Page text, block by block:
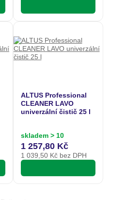
ALTUS Professional
CLEANER LAVO
univerzální čistič 25 l
skladem > 10
1 257,80 Kč
1 039,50Kč bez DPH